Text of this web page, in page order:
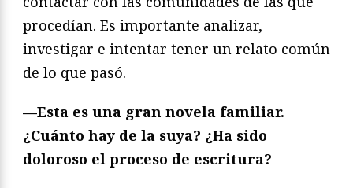
procedían. Es importante analizar,
investigar e intentar tener un relato común
de lo que pasó.
—Esta es una gran novela familiar.
¿Cuánto hay de la suya? ¿Ha sido
doloroso el proceso de escritura?